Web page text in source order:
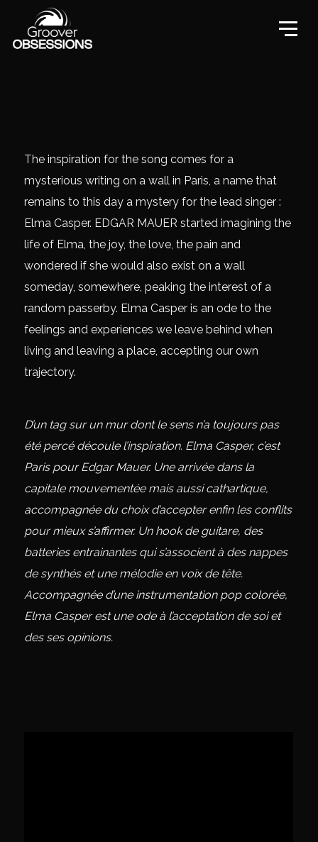
The inspiration for the song comes for a
mysterious writing on a wall in Paris, a name that
remains to this day a mystery for the lead singer :
Elma Casper. EDGAR MAUER started imagining the
life of Elma, the joy, the love, the pain and
wondered if she would also exist on a wall
someday, somewhere, peaking the interest of a
random passerby. Elma Casper is an ode to the
feelings and experiences we leave behind when
living and leaving a place, accepting our own
trajectory.
D’un tag sur un mur dont le sens n’a toujours pas
été percé découle l’inspiration. Elma Casper, c’est
Paris pour Edgar Mauer. Une arrivée dans la
capitale mouvementée mais aussi cathartique,
accompagnée du choix d’accepter enfin les conflits
pour mieux s’affirmer. Un hook de guitare, des
batteries entrainantes qui s’associent à des nappes
de synthés et une mélodie en voix de tête.
Accompagnée d’une instrumentation pop colorée,
Elma Casper est une ode à l’acceptation de soi et
des ses opinions.